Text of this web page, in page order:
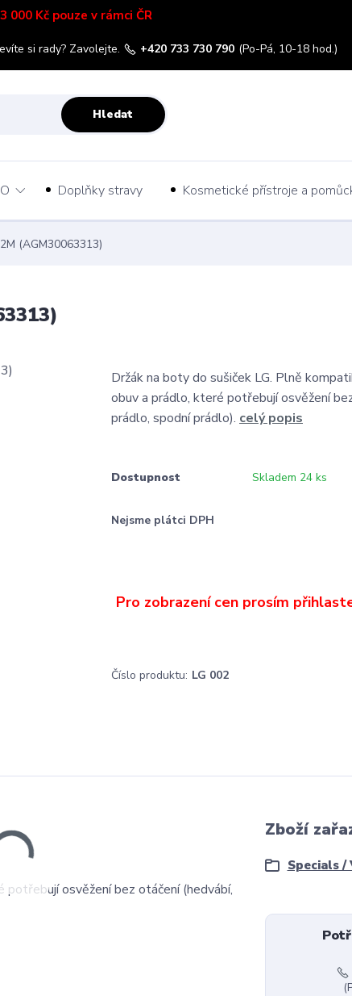
000 Kč pouze v rámci ČR
Hledat
si rady? Zavolejte. +420 733 730 790 (Po-Pá, 10-18 hod.)
Doplňky stravy Kosmetické přístroje a
(AGM30063313)
Držák na boty do sušiček LG. Plně
obuv a prádlo, které potřebují osvěžení
prádlo, spodní prádlo). celý popis
Dostupnost Skladem 24 ks
Nejsme plátci DPH
Číslo produktu: LG 002
osvěžení bez otáčení (hedvábí,
Zboží
Specials /